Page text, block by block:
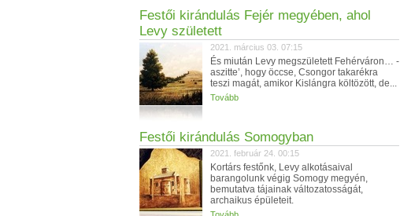
Festői kirándulás Fejér megyében, ahol
Levy született
2021. március 03. 07:15
És miután Levy megszületett Fehérváron… -
aszitte’, hogy öccse, Csongor takarékra
teszi magát, amikor Kislángra költözött, de...
Tovább
Festői kirándulás Somogyban
2021. február 24. 00:15
Kortárs festőnk, Levy alkotásaival
barangolunk végig Somogy megyén,
bemutatva tájainak változatosságát,
archaikus épületeit.